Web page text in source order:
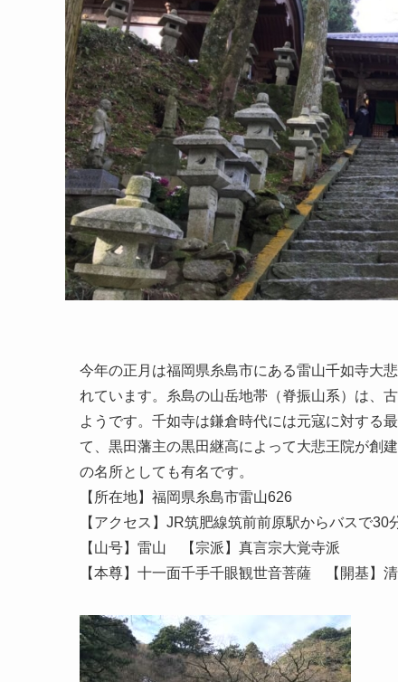
今年の正月は福岡県糸島市にある雷山千如寺大
れています。糸島の山岳地帯（脊振山系）は、
ようです。千如寺は鎌倉時代には元寇に対する
て、黒田藩主の黒田継高によって大悲王院が創
の名所としても有名です。
【所在地】福岡県糸島市雷山626
【アクセス】JR筑肥線筑前前原駅からバスで30
【山号】雷山 【宗派】真言宗大覚寺派
【本尊】十一面千手千眼観世音菩薩 【開基】